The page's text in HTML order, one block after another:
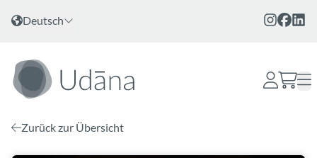
Zum Inhalt
Sprache wählen
Deutsch
Zurück zur Übersicht